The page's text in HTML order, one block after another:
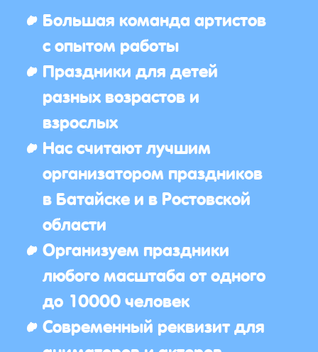
Большая команда артистов
с опытом работы
Праздники для детей
разных возрастов и
взрослых
Нас считают лучшим
организатором праздников
в Батайске и в Ростовской
области
Организуем праздники
любого масштаба от одного
до 10000 человек
Современный реквизит для